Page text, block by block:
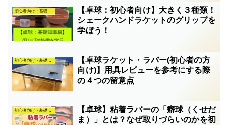
初心者向け・基礎知識
【卓球：初心者向け】大きく３種類！
シェークハンドラケットのグリップを
学ぼう！
初心者向け・基礎知識
【卓球ラケット・ラバー(初心者の方
向け)】用具レビューを参考にする際
の４つの留意点
初心者向け・基礎知識
【卓球】粘着ラバーの「癖球（くせだ
ま）」とは？なぜ取りづらいのかを初